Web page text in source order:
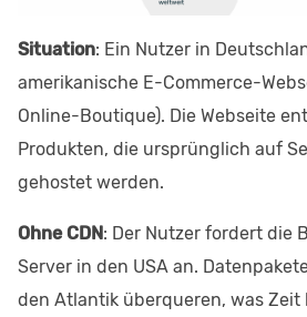
Situation: Ein Nutzer in
amerikanische E-Commerce-
Online-Boutique). Die Webseite
Produkten, die ursprünglich auf
gehostet werden.
Ohne CDN: Der Nutzer fordert die
Server in den USA an.
den Atlantik überqueren, was Zeit